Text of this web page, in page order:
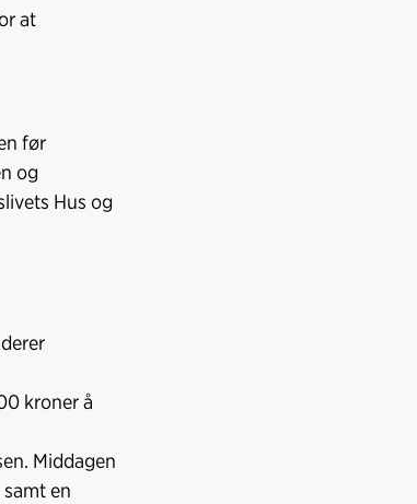
at
før
og
Hus og
kroner å
Middagen
en